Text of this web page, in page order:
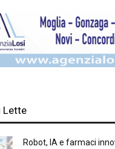
Lette
Robot, IA e farmaci